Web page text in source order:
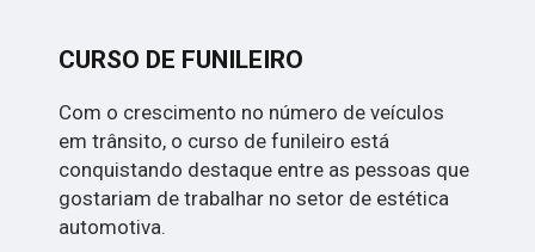
CURSO DE FUNILEIRO
Com o crescimento no número de veículos
em trânsito, o curso de funileiro está
conquistando destaque entre as pessoas que
gostariam de trabalhar no setor de estética
automotiva.